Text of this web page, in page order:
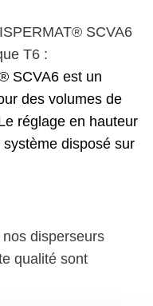
SCVA6
T6 :
SCVA6 est un
des volumes de
réglage en hauteur
disposé sur
disperseurs
qualité sont